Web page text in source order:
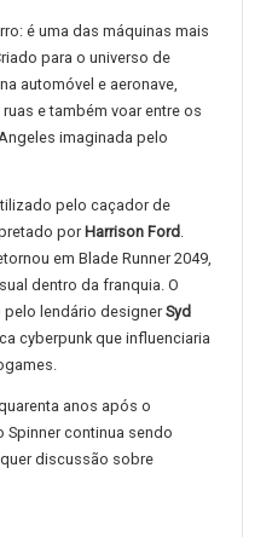
é uma das máquinas mais
para o universo de
automóvel e aeronave,
e também voar entre os
imaginada pelo
pelo caçador de
por Harrison Ford
em Blade Runner 2049,
dentro da franquia. O
lendário designer Syd
cyberpunk que influenciaria
anos após o
Spinner continua sendo
discussão sobre